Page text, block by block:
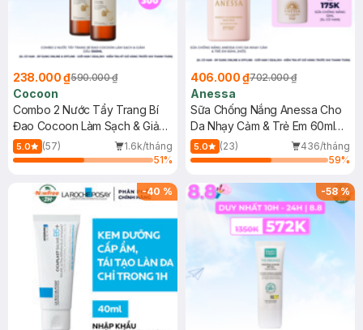
238.000 ₫590.000 ₫
Cocoon
Combo 2 Nước Tẩy Trang Bí
Đao Cocoon Làm Sạch & Giảm
Dầu 500ml
5.0 (57)
1.6k/tháng
51%
406.000 ₫702.000 ₫
Anessa
Sữa Chống Nắng Anessa Cho
Da Nhạy Cảm & Trẻ Em 60ml
(Mới)
5.0 (23)
436/tháng
59%
-40 % -58%